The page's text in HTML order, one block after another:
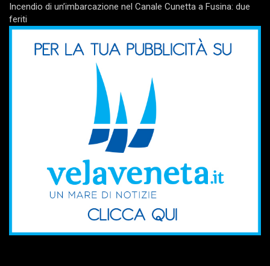
Incendio di un’imbarcazione nel Canale Cunetta a Fusina: due
feriti